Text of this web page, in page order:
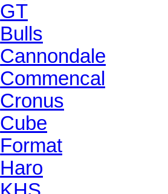
GT
Bulls
Cannondale
Commencal
Cronus
Cube
Format
Haro